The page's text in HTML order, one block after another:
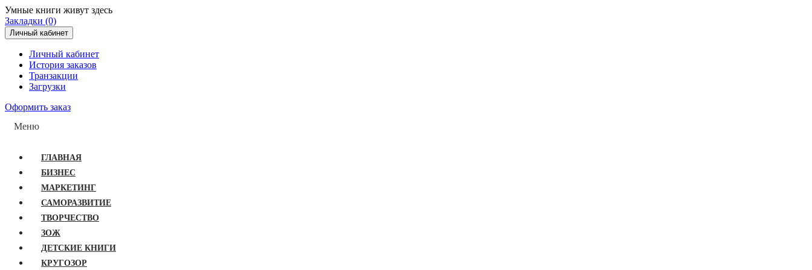
Умные книги живут здесь
Закладки (0)
Личный кабинет
Личный кабинет
История заказов
Транзакции
Загрузки
Оформить заказ
Меню
ГЛАВНАЯ
БИЗНЕС
МАРКЕТИНГ
САМОРАЗВИТИЕ
ТВОРЧЕСТВО
ЗОЖ
ДЕТСКИЕ КНИГИ
КРУГОЗОР